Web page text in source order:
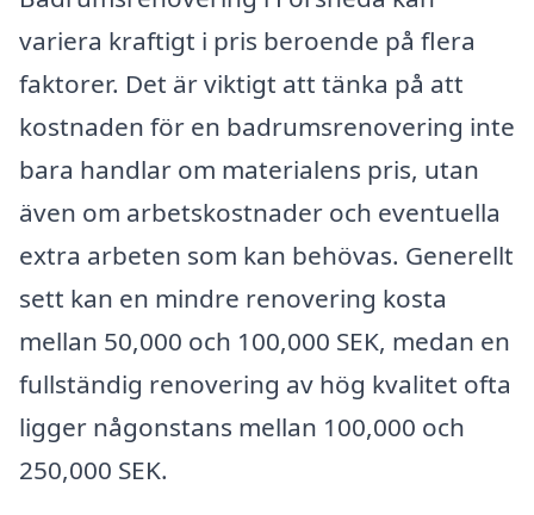
variera kraftigt i pris beroende på flera
faktorer. Det är viktigt att tänka på att
kostnaden för en badrumsrenovering inte
bara handlar om materialens pris, utan
även om arbetskostnader och eventuella
extra arbeten som kan behövas. Generellt
sett kan en mindre renovering kosta
mellan 50,000 och 100,000 SEK, medan en
fullständig renovering av hög kvalitet ofta
ligger någonstans mellan 100,000 och
250,000 SEK.